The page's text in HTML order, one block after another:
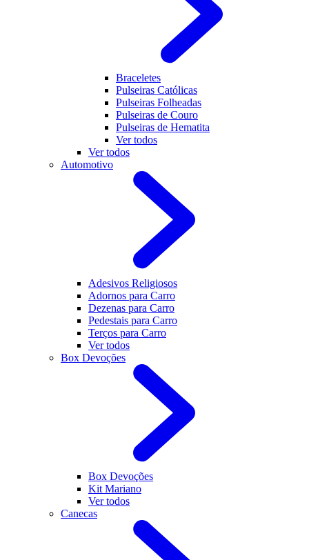
Braceletes
Pulseiras Católicas
Pulseiras Folheadas
Pulseiras de Couro
Pulseiras de Hematita
Ver todos
Ver todos
Automotivo
Adesivos Religiosos
Adornos para Carro
Dezenas para Carro
Pedestais para Carro
Terços para Carro
Ver todos
Box Devoções
Box Devoções
Kit Mariano
Ver todos
Canecas